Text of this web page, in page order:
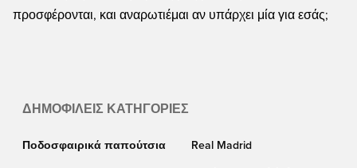
προσφέρονται, και αναρωτιέμαι αν υπάρχει μία για εσάς;
ΔΗΜΟΦΙΛΕΊΣ ΚΑΤΗΓΟΡΊΕΣ
Ποδοσφαιρικά παπούτσια Real Madrid